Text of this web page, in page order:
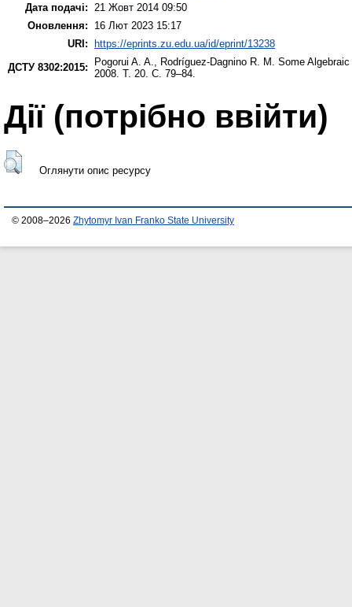
Дата подачі:
21 Жовт 2014 09:50
Оновлення:
16 Лют 2023 15:17
URI: https://eprints.zu.edu.ua/id/eprint/13238
ДСТУ 8302:2015:
Pogorui A. A. Rodríguez-Dagnino R. M. Some
2008. Т. 20. С. 79–84.
Дії ​​(потрібно ввійти)
Оглянути опис ресурсу
© 2008–2026 Zhytomyr Ivan Franko State University